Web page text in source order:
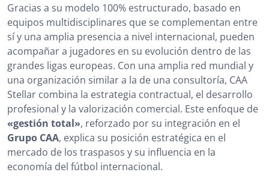
Gracias a su modelo 100% estructurado, basado en
equipos multidisciplinares que se complementan entre
sí y una amplia presencia a nivel internacional, pueden
acompañar a jugadores en su evolución dentro de las
grandes ligas europeas. Con una amplia red mundial y
una organización similar a la de una consultoría, CAA
Stellar combina la estrategia contractual, el desarrollo
profesional y la valorización comercial. Este enfoque de
«gestión total», reforzado por su integración en el
Grupo CAA, explica su posición estratégica en el
mercado de los traspasos y su influencia en la
economía del fútbol internacional.